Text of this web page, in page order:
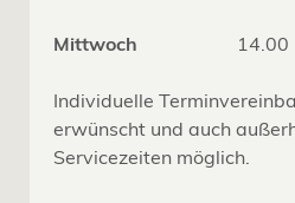
Mittwoch 14.00 -
Individuelle
erwünscht und auch
Servicezeiten möglich.